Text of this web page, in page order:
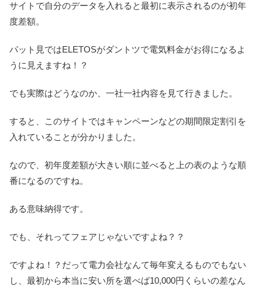
サイトで自分のデータを入れると最初に表示されるのが初年
度差額。
パット見ではELETOSがダントツで電気料金がお得になるよ
うに見えますね！？
でも実際はどうなのか、一社一社内容を見て行きました。
すると、このサイトではキャンペーンなどの期間限定割引を
入れていることが分かりました。
なので、初年度差額が大きい順に並べると上の表のような順
番になるのですね。
ある意味納得です。
でも、それってフェアじゃないですよね？？
ですよね！？だって電力会社なんて毎年変えるものでもない
し、最初から本当に安い所を選べば10,000円くらいの差なん